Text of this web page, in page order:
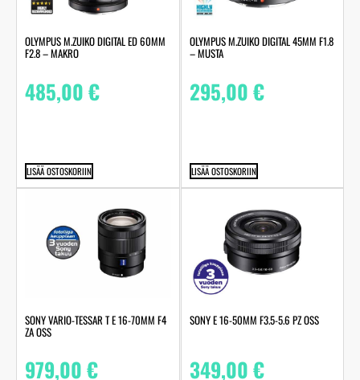
OLYMPUS M.ZUIKO DIGITAL ED 60MM
F2.8 – MAKRO
485,00€
LISÄÄ OSTOSKORIIN
OLYMPUS M.ZUIKO DIGITAL 45MM F1.8
– MUSTA
295,00€
LISÄÄ OSTOSKORIIN
SONY VARIO-TESSAR T E 16-70MM F4
ZA OSS
979,00€
SONY E 16-50MM F3.5-5.6 PZ OSS
349,00€